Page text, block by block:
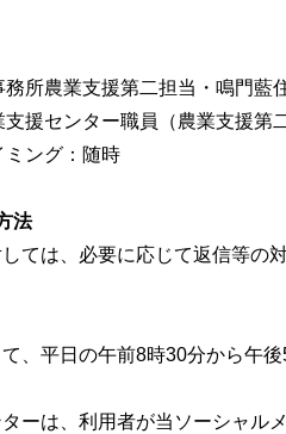
所農業支援第二担当・鳴門藍
援センター職員（農業支援第
ミング：随時
法
ては、必要に応じて返信等の
て、平日の午前8時30分から午
ターは、利用者が当ソーシャ